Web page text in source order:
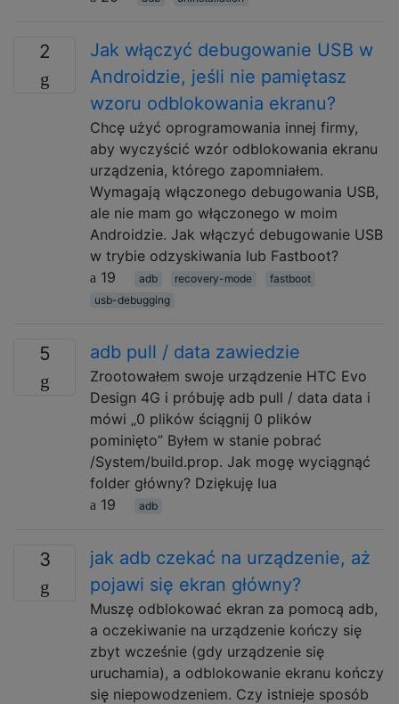
2
Jak włączyć debugowanie USB w
Androidzie, jeśli nie pamiętasz
wzoru odblokowania ekranu?
Chcę użyć oprogramowania innej firmy,
aby wyczyścić wzór odblokowania ekranu
urządzenia, którego zapomniałem.
Wymagają włączonego debugowania USB,
ale nie mam go włączonego w moim
Androidzie. Jak włączyć debugowanie USB
w trybie odzyskiwania lub Fastboot?
19
adb recovery-mode
fastboot
usb-debugging
5 adb pull / data zawiedzie
Zrootowałem swoje urządzenie HTC Evo
Design 4G i próbuję adb pull / data data i
mówi „0 plików ściągnij 0 plików
pominięto” Byłem w stanie pobrać
/System/build.prop. Jak mogę wyciągnąć
folder główny? Dziękuję Iua
19
adb
3
jak adb czekać na urządzenie, aż
pojawi się ekran główny?
Muszę odblokować ekran za pomocą adb,
a oczekiwanie na urządzenie kończy się
zbyt wcześnie (gdy urządzenie się
uruchamia), a odblokowanie ekranu kończy
się niepowodzeniem. Czy istnieje sposób